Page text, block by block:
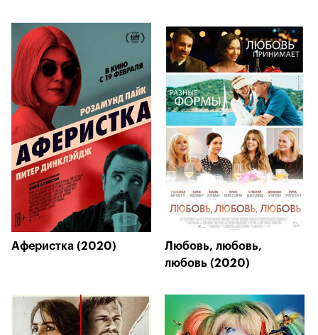
Аферистка (2020)
Любовь, любовь,
любовь (2020)